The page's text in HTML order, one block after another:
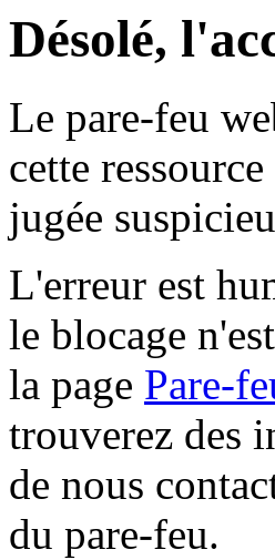
Désolé,
Le pare-feu
cette
jugée
L'erreur est
le blocage
la page Pare-
trouverez des
de nous
du pare-feu.